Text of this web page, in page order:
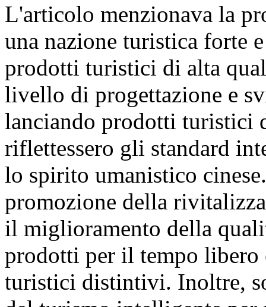
L'articolo menzionava la
una nazione turistica forte
prodotti turistici di alta
livello di progettazione e
lanciando prodotti turistici
riflettessero gli standard
lo spirito umanistico
promozione della
il miglioramento della
prodotti per il tempo libero
turistici distintivi. Inoltre,